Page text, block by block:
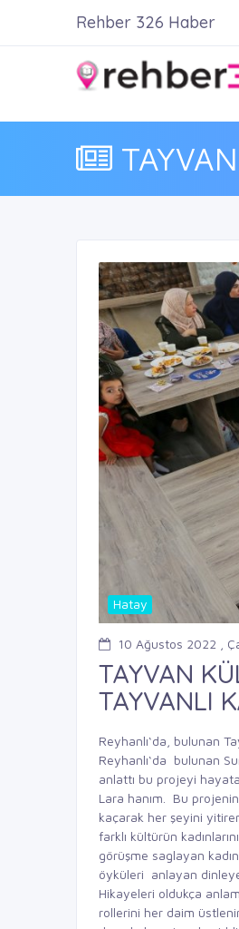
Rehber 326 Haber
Hatay
10 Ağustos 2022 ,
TAYVAN
TAYVANLI
Reyhanlı‘da, bulunan
Reyhanlı‘da bulunan
anlattı bu projeyi
Lara hanım. Bu projenin
kaçarak her şeyini
farklı kültürün
görüşme saglayan
öyküleri anlayan
Hikayeleri oldukça
rollerini her daim üstlenir.